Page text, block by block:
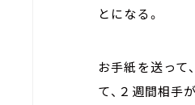
とになる。
お手紙を送って
て、２週間相手